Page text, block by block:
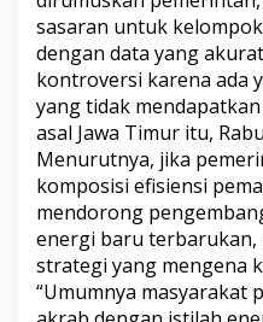
i
L
i
s
t
r
k
U
n
t
u
k
K
sasaran untuk
dengan data yang
kontroversi karena ada
yang tidak
asal Jawa Timur itu,
Menurutnya, jika
komposisi efisiensi
mendorong
energi baru terbarukan,
strategi yang mengena
“Umumnya masyarakat